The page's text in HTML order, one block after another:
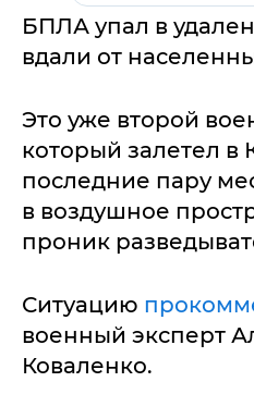
БПЛА упал в
вдали от
Это уже второй
который залетел в
последние пару
в воздушное
проник
Ситуацию
военный эксперт
Коваленко.